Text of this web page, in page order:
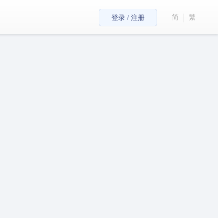
登录 / 注册 简 繁